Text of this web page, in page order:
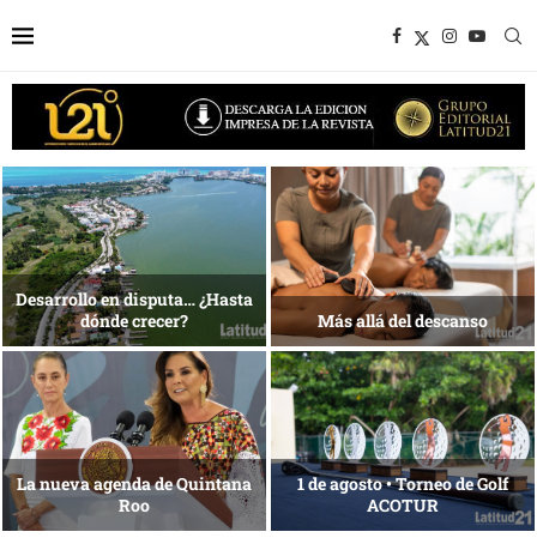
1 al 28 de agosto •
Fundación Isleña
Energía que Impulsa la
competitividad
Reconocimiento de viajeros La esencia del servicio